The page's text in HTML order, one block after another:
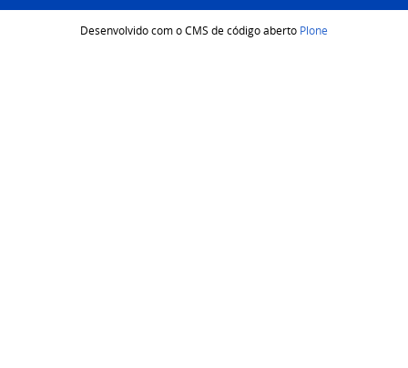
Desenvolvido com o CMS de código aberto Plone